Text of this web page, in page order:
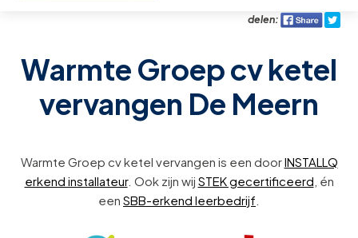
delen:
Warmte Groep cv ketel
vervangen De Meern
Warmte Groep cv ketel vervangen is een doorINSTALLQ
erkend installateur. Ook zijn wij STEK gecertificeerd , én
een SBB-erkend leerbedrijf